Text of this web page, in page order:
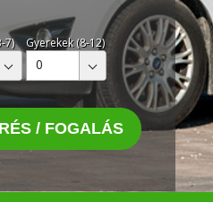
7) Gyerekek (8-12)
0
/ FOGALÁS